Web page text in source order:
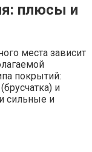
плюсы и
места зависит
покрытий:
и
сильные и